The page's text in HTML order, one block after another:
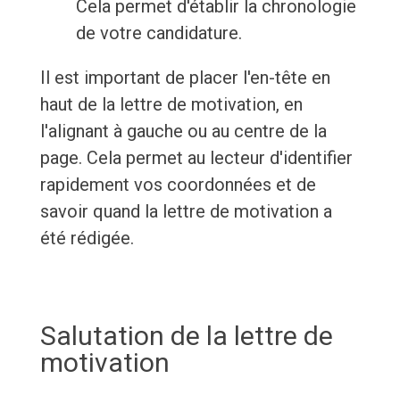
Cela permet d'établir la chronologie
de votre candidature.
Il est important de placer l'en-tête en
haut de la lettre de motivation, en
l'alignant à gauche ou au centre de la
page. Cela permet au lecteur d'identifier
rapidement vos coordonnées et de
savoir quand la lettre de motivation a
été rédigée.
Salutation de la lettre de
motivation